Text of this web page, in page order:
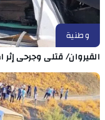
وطنية
القيروان/ قتلى وجرحى